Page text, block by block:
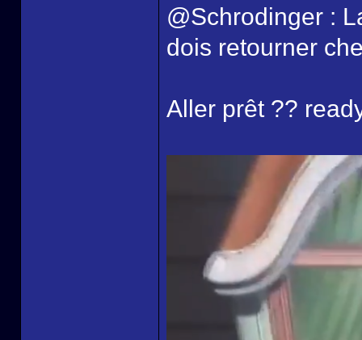
@Schrodinger :
dois retourner
Aller prêt ??